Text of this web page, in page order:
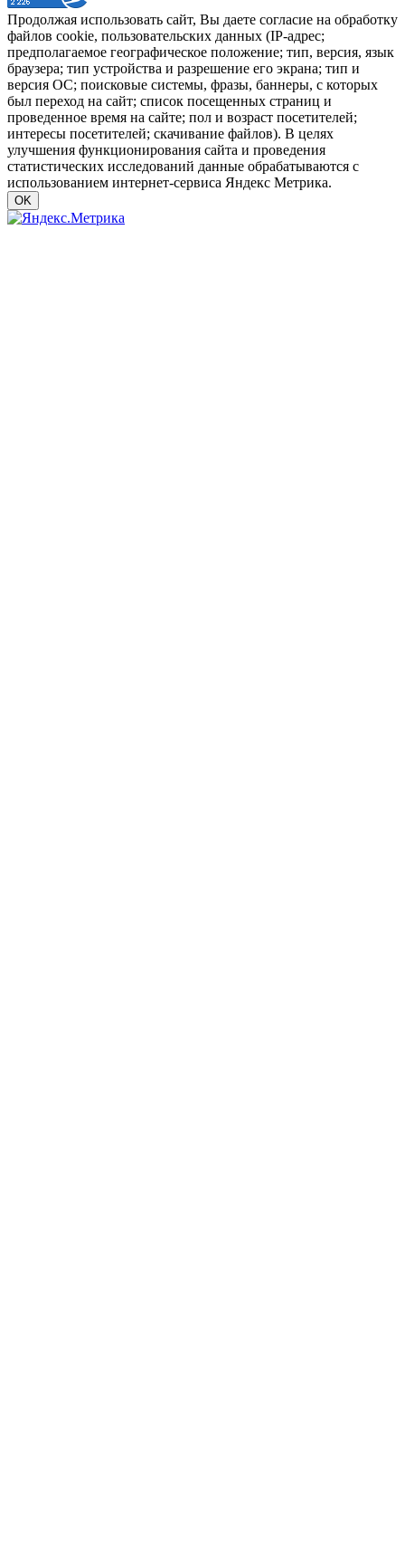
Продолжая использовать сайт, Вы даете согласие на обработку
файлов cookie, пользовательских данных (IP-адрес;
предполагаемое географическое положение; тип, версия, язык
браузера; тип устройства и разрешение его экрана; тип и
версия ОС; поисковые системы, фразы, баннеры, с которых
был переход на сайт; список посещенных страниц и
проведенное время на сайте; пол и возраст посетителей;
интересы посетителей; скачивание файлов). В целях
улучшения функционирования сайта и проведения
статистических исследований данные обрабатываются с
использованием интернет-сервиса Яндекс Метрика.
OK